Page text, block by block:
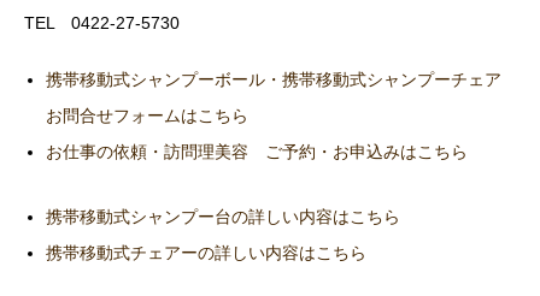
TEL 0422-27-5730
携帯移動式シャンプーボール・携帯移動式シャンプーチェア
お問合せフォームはこちら
お仕事の依頼・訪問理美容 ご予約・お申込みはこちら
携帯移動式シャンプー台の詳しい内容はこちら
携帯移動式チェアーの詳しい内容はこちら